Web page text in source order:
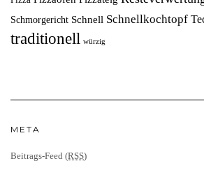
Schmorgericht Schnell Schnellkochtopf
traditionell würzig
META
Beitrags-Feed (RSS)